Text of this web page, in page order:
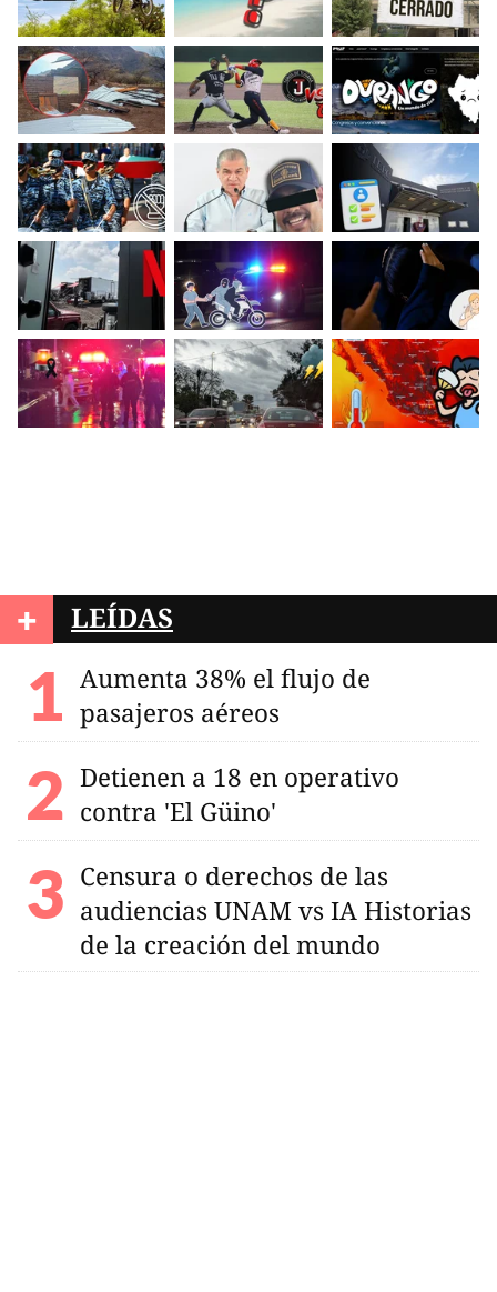
+ LEÍDAS
Aumenta 38% el flujo de
pasajeros aéreos
Detienen a 18 en operativo
contra 'El Güino'
Censura o derechos de las
audiencias UNAM vs IA Historias
de la creación del mundo